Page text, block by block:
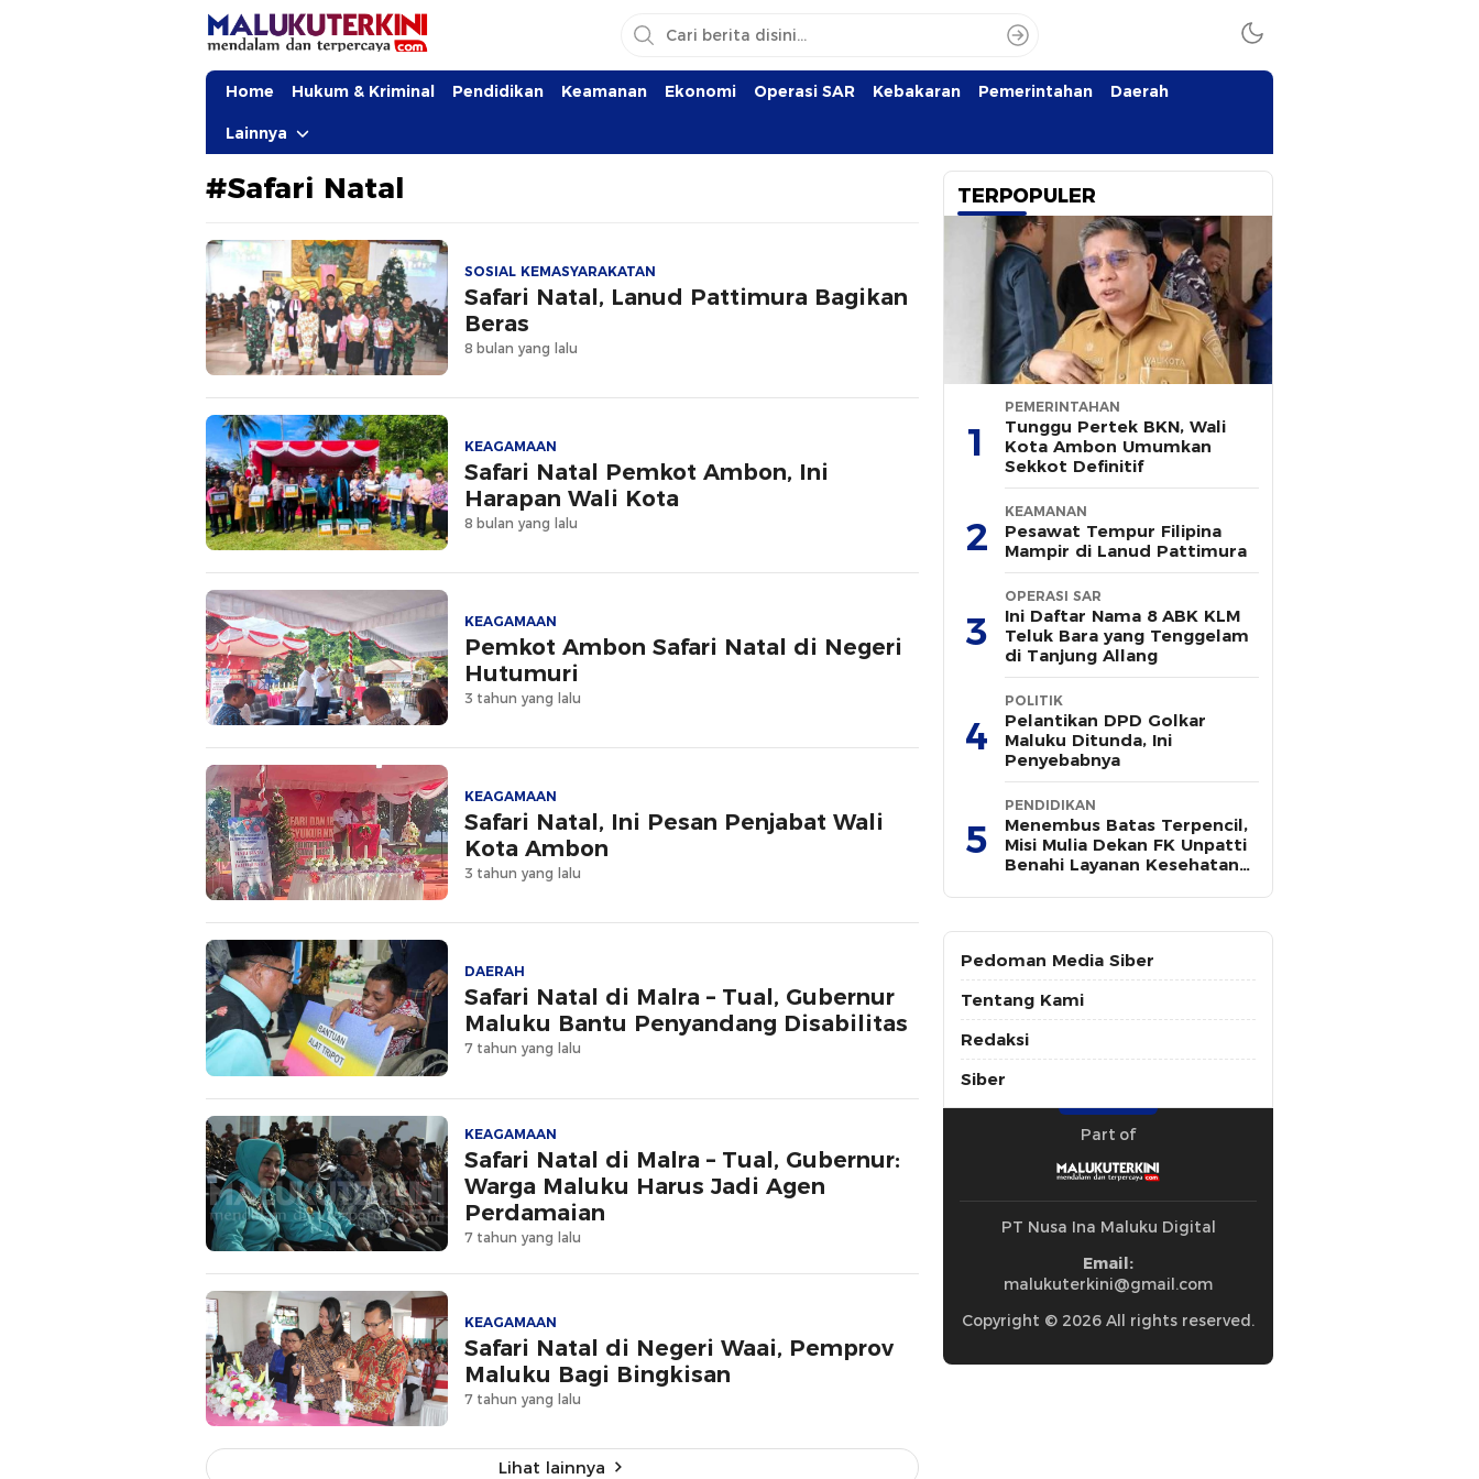
MalukuTerkini.com
Terkini, Mendalam dan Terpercaya
Home Hukum & Kriminal Pendidikan Keamanan Ekonomi Operasi SAR Kebakaran Pemerintahan Daerah
Lainnya
#Safari Natal
SOSIAL KEMASYARAKATAN
Safari Natal, Lanud Pattimura Bagikan
Beras
8 bulan yang lalu
KEAGAMAAN
Safari Natal Pemkot Ambon, Ini
Harapan Wali Kota
8 bulan yang lalu
KEAGAMAAN
Pemkot Ambon Safari Natal di Negeri
Hutumuri
3 tahun yang lalu
KEAGAMAAN
Safari Natal, Ini Pesan Penjabat Wali
Kota Ambon
3 tahun yang lalu
DAERAH
Safari Natal di Malra – Tual, Gubernur
Maluku Bantu Penyandang Disabilitas
7 tahun yang lalu
KEAGAMAAN
Safari Natal di Malra – Tual, Gubernur:
Warga Maluku Harus Jadi Agen
Perdamaian
7 tahun yang lalu
KEAGAMAAN
Safari Natal di Negeri Waai, Pemprov
Maluku Bagi Bingkisan
7 tahun yang lalu
Lihat lainnya
TERPOPULER
1
PEMERINTAHAN
Tunggu Pertek BKN, Wali
Kota Ambon Umumkan
Sekkot Definitif
2
KEAMANAN
Pesawat Tempur Filipina
Mampir di Lanud Pattimura
3
OPERASI SAR
Ini Daftar Nama 8 ABK KLM
Teluk Bara yang Tenggelam
di Tanjung Allang
4
POLITIK
Pelantikan DPD Golkar
Maluku Ditunda, Ini
Penyebabnya
5
PENDIDIKAN
Menembus Batas Terpencil,
Misi Mulia Dekan FK Unpatti
Benahi Layanan Kesehatan
Pedoman Media Siber
Tentang Kami
Redaksi
Siber
Part of
PT Nusa Ina Maluku Digital
Email:
malukuterkini@gmail.com
Copyright © 2026 All rights reserved.